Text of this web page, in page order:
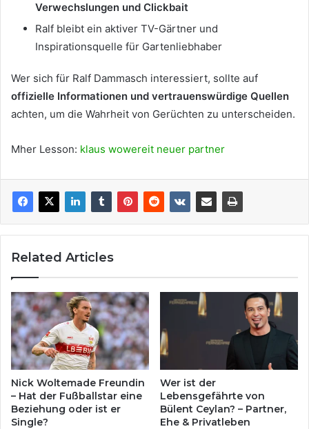
Verwechslungen und Clickbait
Ralf bleibt ein aktiver TV-Gärtner und
Inspirationsquelle für Gartenliebhaber
Wer sich für Ralf Dammasch interessiert, sollte auf
offizielle Informationen und vertrauenswürdige Quellen
achten, um die Wahrheit von Gerüchten zu unterscheiden.
Mher Lesson: klaus wowereit neuer partner
Related Articles
Nick Woltemade Freundin
– Hat der Fußballstar eine
Beziehung oder ist er
Single?
Wer ist der
Lebensgefährte von
Bülent Ceylan? – Partner,
Ehe & Privatleben